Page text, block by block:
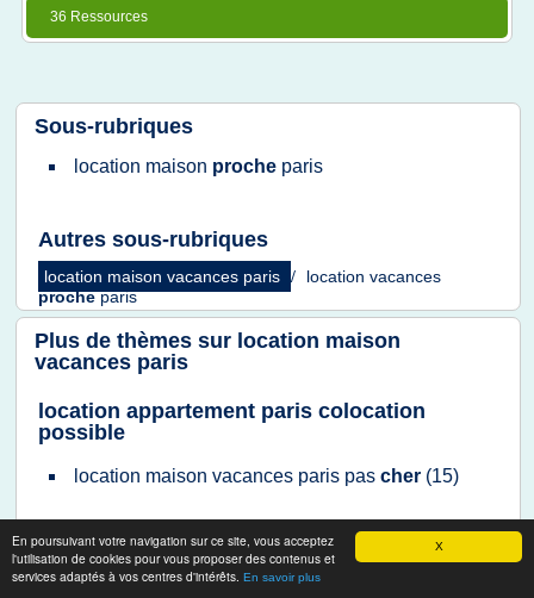
X
En poursuivant votre navigation sur ce site, vous acceptez
l'utilisation de cookies pour vous proposer des contenus et
services adaptés à vos centres d'intérêts. En savoir plus
36 Ressources
Sous-rubriques
location maison proche paris
Autres sous-rubriques
location maison vacances paris /
location vacances
procheparis
Plus de thèmes sur location maison
vacances paris
location appartement paris colocation
possible
location maison vacances paris pas cher (15)
location maison vacances paris
location maison vacancesproche